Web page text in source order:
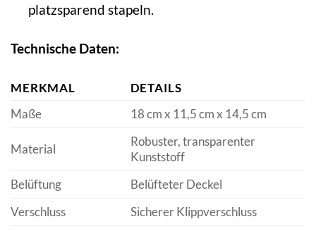
platzsparend stapeln.
Technische Daten:
MERKMAL
DETAILS
Maße
18 cm x 11,5 cm x 14,5 cm
Material
Robuster, transparenter
Kunststoff
Belüftung
Belüfteter Deckel
Verschluss
Sicherer Klippverschluss